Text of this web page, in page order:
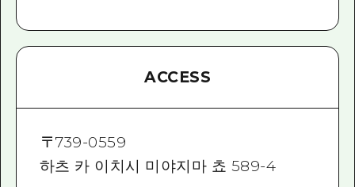
ACCESS
〒739-0559
하츠 카 이치시 미야지마 쵸 589-4